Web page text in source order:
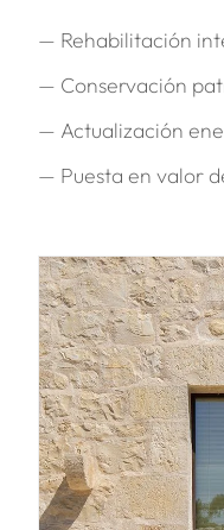
— Rehabilitación
— Conservación
— Actualización
— Puesta en valor